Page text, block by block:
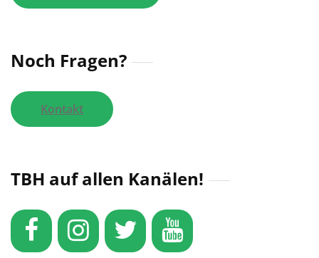
Noch Fragen?
Kontakt
TBH auf allen Kanälen!